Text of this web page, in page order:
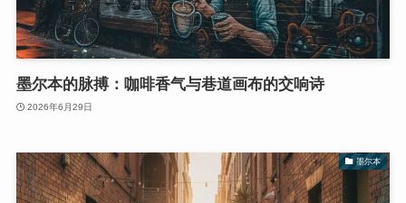
墨尔本的脉搏：咖啡香气与巷道画布的交响诗
2026年6月29日
墨尔本